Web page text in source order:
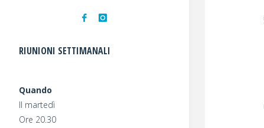
RIUNIONI SETTIMANALI
Quando
Il martedì
Ore 20.30